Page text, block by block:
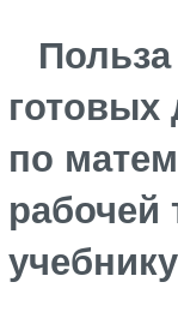
по
рабочей